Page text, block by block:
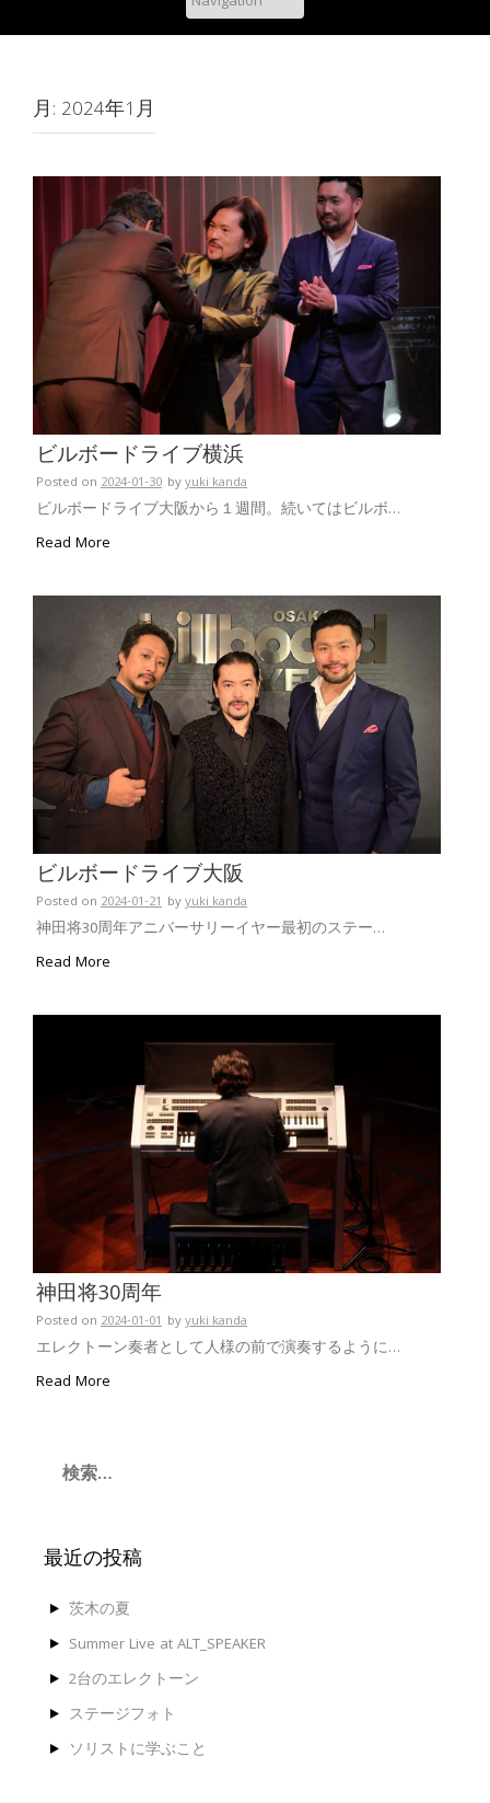
月: 2024年1月
ビルボードライブ横浜
Posted on 2024-01-30 byyuki kanda
ビルボードライブ大阪から１週間。続いてはビルボ…
Read More
ビルボードライブ大阪
Posted on 2024-01-21 byyuki kanda
神田将30周年アニバーサリーイヤー最初のステー…
Read More
神田将30周年
Posted on 2024-01-01 byyuki kanda
エレクトーン奏者として人様の前で演奏するように…
Read More
最近の投稿
茨木の夏
Summer Live at ALT_SPEAKER
2台のエレクトーン
ステージフォト
ソリストに学ぶこと